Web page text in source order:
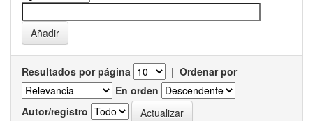
Resultados por página | Ordenar por
En orden
Autor/registro